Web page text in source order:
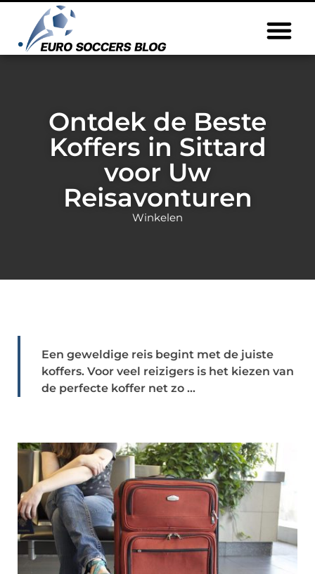
Ontdek de Beste
Koffers in Sittard
voor Uw
Reisavonturen
Winkelen
Een geweldige reis begint met de juiste
koffers. Voor veel reizigers is het kiezen van
de perfecte koffer net zo ...